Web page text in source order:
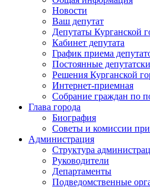
Новости
Ваш депутат
Депутаты Курганской
Кабинет депутата
График приема
Постоянные
Решения Курганской
Интернет-приемная
Собрание граждан по
Глава города
Биография
Советы и комиссии при
Администрация
Структура
Руководители
Департаменты
Подведомственные